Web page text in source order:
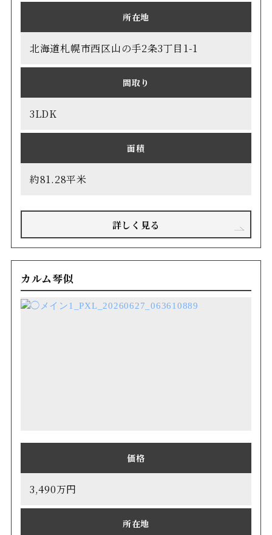
所在地
北海道札幌市西区山の手2条3丁目1-1
間取り
3LDK
面積
約81.28平米
詳しく見る
カルム琴似
価格
3,490万円
所在地